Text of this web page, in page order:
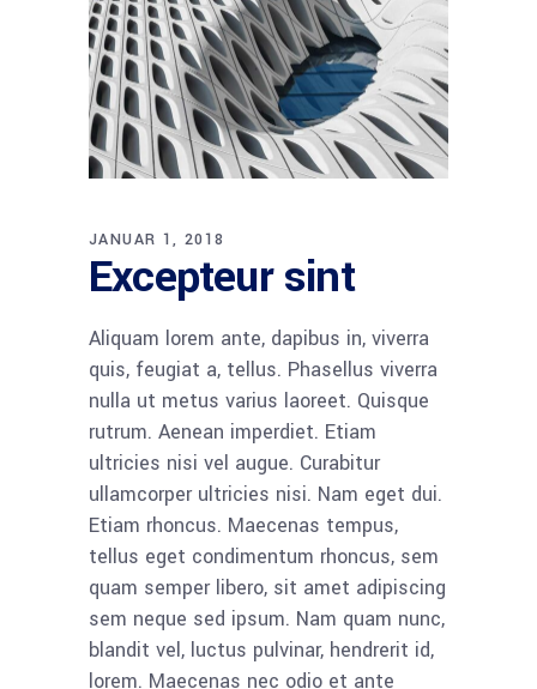
JANUAR 1, 2018
Excepteur sint
Aliquam lorem ante, dapibus in, viverra
quis, feugiat a, tellus. Phasellus viverra
nulla ut metus varius laoreet. Quisque
rutrum. Aenean imperdiet. Etiam
ultricies nisi vel augue. Curabitur
ullamcorper ultricies nisi. Nam eget dui.
Etiam rhoncus. Maecenas tempus,
tellus eget condimentum rhoncus, sem
quam semper libero, sit amet adipiscing
sem neque sed ipsum. Nam quam nunc,
blandit vel, luctus pulvinar, hendrerit id,
lorem. Maecenas nec odio et ante